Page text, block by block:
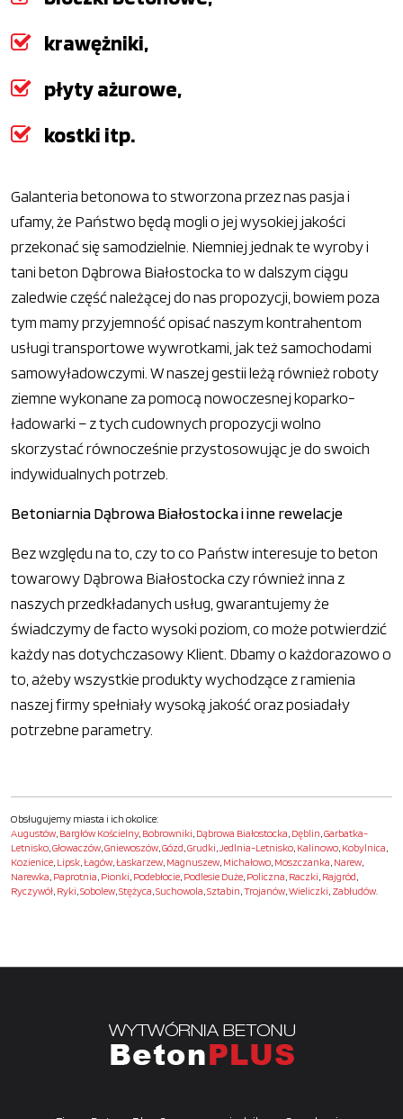
krawężniki,
płyty ażurowe,
kostki itp.
Galanteria betonowa to stworzona przez nas pasja i
ufamy, że Państwo będą mogli o jej wysokiej jakości
przekonać się samodzielnie. Niemniej jednak te wyroby i
tani beton Dąbrowa Białostocka to w dalszym ciągu
zaledwie część należącej do nas propozycji, bowiem poza
tym mamy przyjemność opisać naszym kontrahentom
usługi transportowe wywrotkami, jak też samochodami
samowyładowczymi. W naszej gestii leżą również roboty
ziemne wykonane za pomocą nowoczesnej koparko-
ładowarki – z tych cudownych propozycji wolno
skorzystać równocześnie przystosowując je do swoich
indywidualnych potrzeb.
Betoniarnia Dąbrowa Białostocka i inne rewelacje
Bez względu na to, czy to co Państw interesuje to beton
towarowy Dąbrowa Białostocka czy również inna z
naszych przedkładanych usług, gwarantujemy że
świadczymy de facto wysoki poziom, co może potwierdzić
każdy nas dotychczasowy Klient. Dbamy o każdorazowo o
to, ażeby wszystkie produkty wychodzące z ramienia
naszej firmy spełniały wysoką jakość oraz posiadały
potrzebne parametry.
Obsługujemy miasta i ich okolice:
Augustów, Bargłów Kościelny, Bobrowniki, Dąbrowa Białostocka, Dęblin,Garbatka-
Letnisko,Głowaczów,Gniewoszów,Gózd,Grudki,Jedlnia-Letnisko, Kalinowo, Kobylnica,
Kozienice, Lipsk,Łagów,Łaskarzew, Magnuszew, Michałowo, Moszczanka, Narew,
Narewka, Paprotnia, Pionki, Podebłocie, Podlesie Duże, Policzna, Raczki, Rajgród,
Ryczywół, Ryki,Sobolew,Stężyca,Suchowola,Sztabin,Trojanów,Wieliczki, Zabłudów.